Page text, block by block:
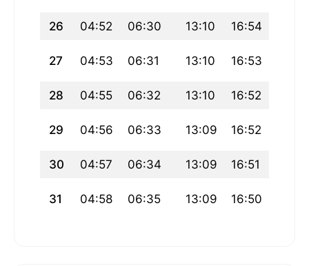
26 04:52 06:30 13:10 16:54
27 04:53 06:31 13:10 16:53
28 04:55 06:32 13:10 16:52
29 04:56 06:33 13:09 16:52
30 04:57 06:34 13:09 16:51
31 04:58 06:35 13:09 16:50